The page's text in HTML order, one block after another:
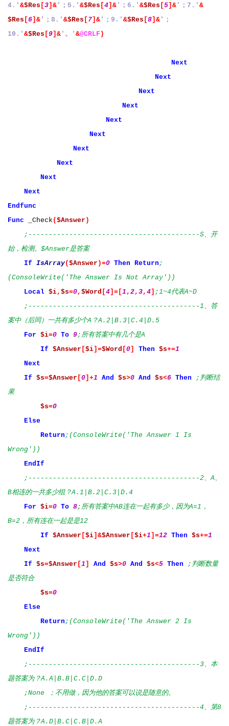
4.' &$Res [3]& '；5.' &$Res [4]& '；6.' &$Res [5]& '；7.' &
$Res [6]& '；8.' &$Res [ 7]& '；9.' &$Res [8]& '；
10.' &$Res [9]& '。' &@CRLF )
Next
Next
Next
Next
Next
Next
Next
Next
Next
Next
Endfunc
Func _Check ( $Answer )
;------------------------------------------S、开
始，检测。$Answer是答案
If IsArray( $Answer )=0 Then Return ;
(ConsoleWrite('The Answer Is Not Array'))
Local $i, $s=0, $Word [4]=[1 , 2, 3, 4] ;1~4代表A~D
;------------------------------------------1、答
案中（后同）一共有多少个A？A.2|B.3|C.4|D.5
For $i=0 To 9;所有答案中有几个是A
If $Answer [$i]=$Word [0] Then $s+=1
Next
If $s=$Answer [0]+1 And $s>0 And $s<6 Then
;判断结
果
$s=0
Else
Return ;(ConsoleWrite('The Answer 1 Is
Wrong'))
EndIf
;------------------------------------------2、A、
B相连的一共多少组？A.1|B.2|C.3|D.4
For $i=0 To 8;所有答案中AB连在一起有多少，因为A=1，
B=2，所有连在一起是是12
If $Answer [$i]&$Answer [$i+1 ]=12 Then $s+=1
Next
If $s=$Answer [1 ] And $s>0 And $s<5 Then
;判断数量
是否符合
$s=0
Else
Return ;(ConsoleWrite('The Answer 2 Is
Wrong'))
EndIf
;------------------------------------------3、本
题答案为？A.A|B.B|C.C|D.D
;None ；不用做，因为他的答案可以说是随意的。
;------------------------------------------4、第8
题答案为？A.D|B.C|C.B|D.A